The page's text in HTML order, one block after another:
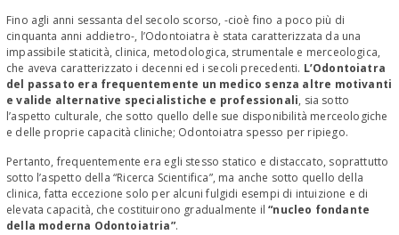
Fino agli anni sessanta del secolo scorso, -cioè fino a poco più di
cinquanta anni addietro-, l’Odontoiatra è stata caratterizzata da una
impassibile staticità, clinica, metodologica, strumentale e merceologica,
che aveva caratterizzato i decenni ed i secoli precedenti. L’Odontoiatra
del passato era frequentemente un medico senza altre motivanti
e valide alternative specialistiche e professionali, sia sotto
l’aspetto culturale, che sotto quello delle sue disponibilità merceologiche
e delle proprie capacità cliniche; Odontoiatra spesso per ripiego.
Pertanto, frequentemente era egli stesso statico e distaccato, soprattutto
sotto l’aspetto della “Ricerca Scientifica”, ma anche sotto quello della
clinica, fatta eccezione solo per alcuni fulgidi esempi di intuizione e di
elevata capacità, che costituirono gradualmente il“nucleo fondante
della moderna Odontoiatria”.